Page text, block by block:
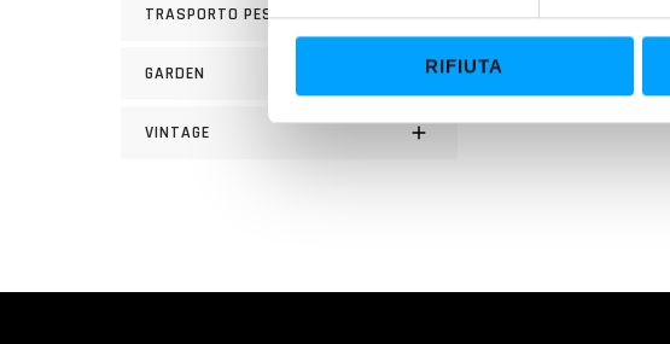
z
RIFIUTA
TRASPORTO PESANTE
GARDEN
VINTAGE